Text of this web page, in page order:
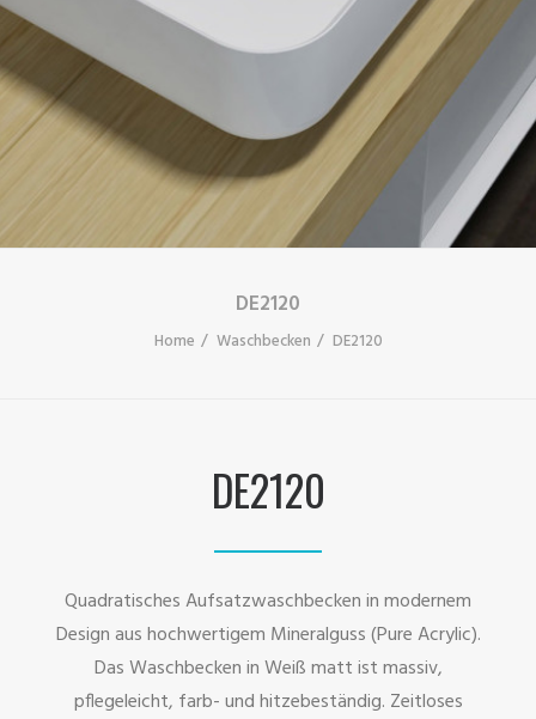
DE2120
Home Waschbecken DE2120
DE2120
Quadratisches Aufsatzwaschbecken in modernem
Design aus hochwertigem Mineralguss (Pure Acrylic).
Das Waschbecken in Weiß matt ist massiv,
pflegeleicht, farb- und hitzebeständig. Zeitloses